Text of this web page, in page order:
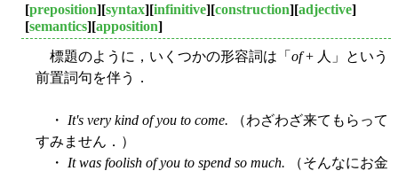
[preposition][syntax][infinitive][construction][adjective]
[semantics][apposition]
標題のように，いくつかの形容詞は「 of+ 人」という
前置詞句を伴う．
・ It's very kind of you to come. （わざわざ来てもらって
すみません．）
・ It was foolish of you to spend so much. （そんなにお金